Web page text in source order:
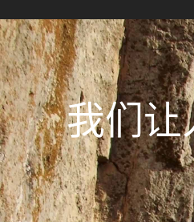
我们让